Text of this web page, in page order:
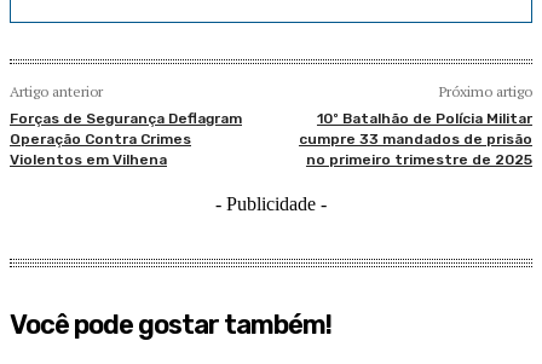
Artigo anterior
Forças de Segurança Deflagram
Operação Contra Crimes
Violentos em Vilhena
Próximo artigo
10º Batalhão de Polícia Militar
cumpre 33 mandados de prisão
no primeiro trimestre de 2025
- Publicidade -
Você pode gostar também!